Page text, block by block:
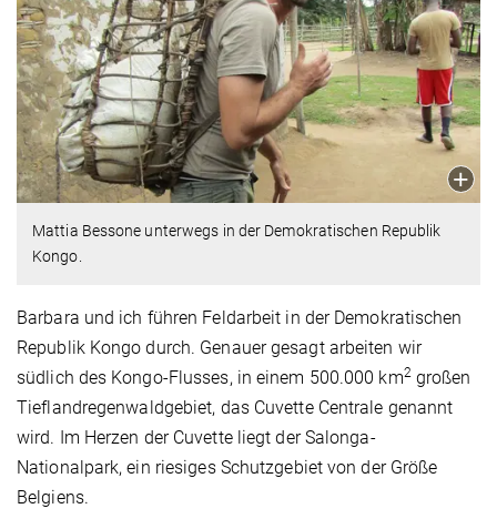
Mattia Bessone unterwegs in der Demokratischen Republik
Kongo.
Barbara und ich führen Feldarbeit in der Demokratischen
Republik Kongo durch. Genauer gesagt arbeiten wir
südlich des Kongo-Flusses, in einem 500.000 km2großen
Tieflandregenwaldgebiet, das Cuvette Centrale genannt
wird. Im Herzen der Cuvette liegt der Salonga-
Nationalpark, ein riesiges Schutzgebiet von der Größe
Belgiens.